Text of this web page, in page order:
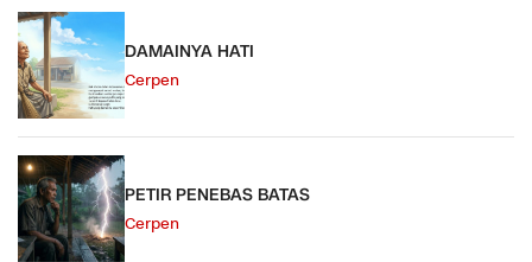
DAMAINYA HATI
Cerpen
PETIR PENEBAS BATAS
Cerpen